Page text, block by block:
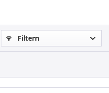
Filtern